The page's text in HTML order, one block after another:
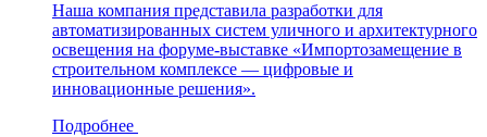
Наша компания представила разработки для
автоматизированных систем уличного и архитектурного
освещения на форуме-выставке «Импортозамещение в
строительном комплексе — цифровые и
инновационные решения».
Подробнее